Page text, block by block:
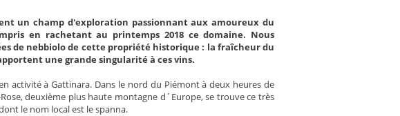
un champ d'exploration passionnant aux amoureux du
en rachetant au printemps 2018 ce domaine. Nous
de nebbiolo de cette propriété historique : la fraîcheur du
une grande singularité à ces vins.
activité à Gattinara. Dans le nord du Piémont à deux heures de
deuxième plus haute montagne d´Europe, se trouve ce très
le nom local est le spanna.